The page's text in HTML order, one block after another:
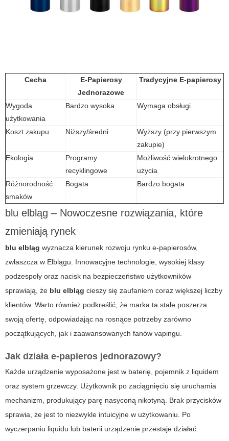
Cecha
E-Papierosy
Jednorazowe
Tradycyjne E-papierosy
Wygoda
użytkowania
Bardzo wysoka Wymaga obsługi
Koszt zakupu Niższy/średni
Wyższy (przy pierwszym
zakupie)
Ekologia
Programy
recyklingowe
Możliwość wielokrotnego
użycia
Różnorodność
smaków
Bogata Bardzo bogata
blu elbląg – Nowoczesne rozwiązania, które
zmieniają rynek
blu elbląg wyznacza kierunek rozwoju rynku e-papierosów,
zwłaszcza w Elblągu. Innowacyjne technologie, wysokiej klasy
podzespoły oraz nacisk na bezpieczeństwo użytkowników
sprawiają, że blu elbląg cieszy się zaufaniem coraz większej liczby
klientów. Warto również podkreślić, że marka ta stale poszerza
swoją ofertę, odpowiadając na rosnące potrzeby zarówno
początkujących, jak i zaawansowanych fanów vapingu.
Jak działa e-papieros jednorazowy?
Każde urządzenie wyposażone jest w baterię, pojemnik z liquidem
oraz system grzewczy. Użytkownik po zaciągnięciu się uruchamia
mechanizm, produkujący parę nasyconą nikotyną. Brak przycisków
sprawia, że jest to niezwykle intuicyjne w użytkowaniu. Po
wyczerpaniu liquidu lub baterii urządzenie przestaje działać.